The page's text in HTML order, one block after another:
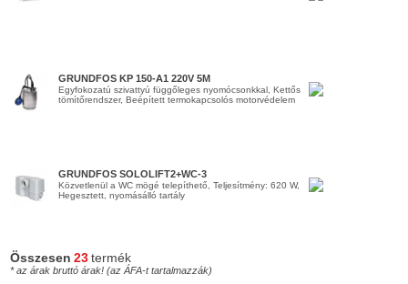
GRUNDFOS KP 150-A1 220V 5M
Egyfokozatú szivattyú függőleges nyomócsonkkal, Kettős
tömítőrendszer, Beépített termokapcsolós motorvédelem
GRUNDFOS SOLOLIFT2+WC-3
Közvetlenül a WC mögé telepíthető, Teljesítmény: 620 W,
Hegesztett, nyomásálló tartály
Összesen 23 termék
* az árak bruttó árak! (az ÁFA-t tartalmazzák)